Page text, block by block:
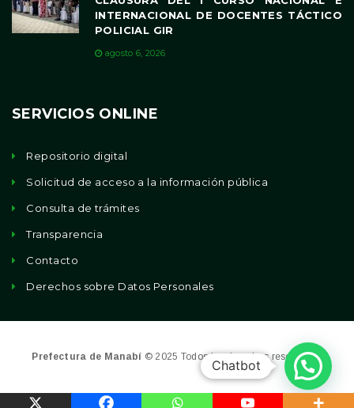
INTERNACIONAL DE DOCENTES TÁCTICO
POLICIAL GIR
agosto 6, 2026
SERVICIOS ONLINE
Repositorio digital
Solicitud de acceso a la información pública
Consulta de trámites
Transparencia
Contacto
Derechos sobre Datos Personales
Prefectura de Manabí © 2025 Todos los derechos reservados
Chatbot